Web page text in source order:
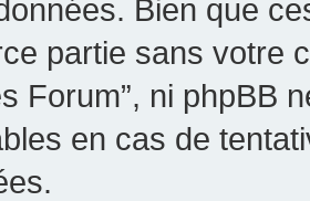
Bien que
partie sans votre
Forum”, ni phpBB
en cas de